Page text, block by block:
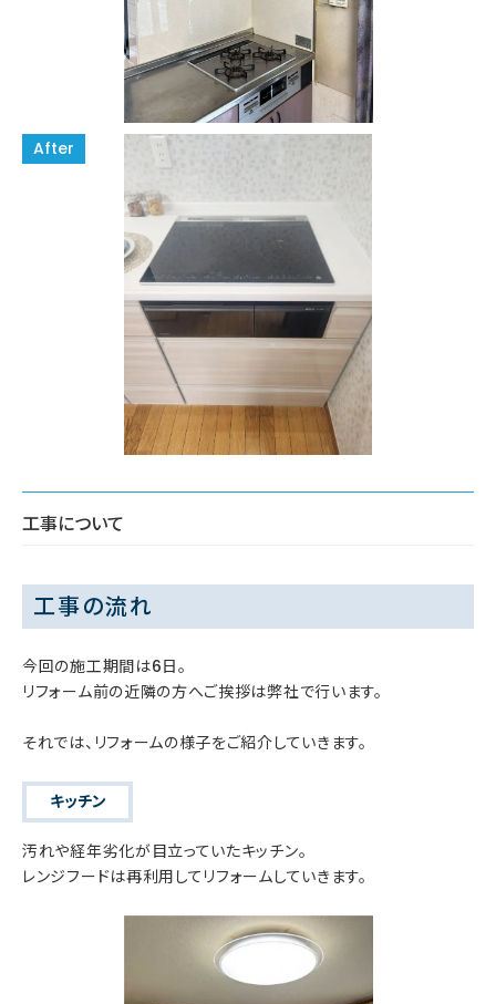
工事について
工事の流れ
今回の施工期間は6日。
リフォーム前の近隣の方へご挨拶は弊社で行います。
それでは、リフォームの様子をご紹介していきます。
キッチン
汚れや経年劣化が目立っていたキッチン。
レンジフードは再利用してリフォームしていきます。